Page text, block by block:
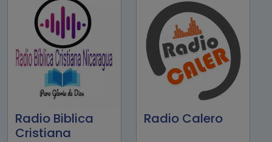
Radio Biblica
Cristiana
Radio Calero